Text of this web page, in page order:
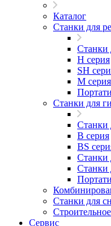
Каталог
Станки для
Станки
H серия
SH
М
Станки для
Станки
B серия
BS
Станки
Станки
Станки для
Сервис